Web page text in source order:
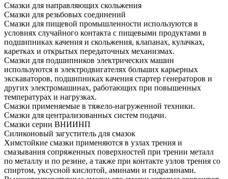
Смазки для направляющих скольжения
Смазки для резьбовых соединений
Смазки для пищевой промышленности используются в
условиях случайного контакта с пищевыми продуктами в
подшипниках качения и скольжения, клапанах, кулачках,
каретках и открытых передаточных механизмах.
Смазки для подшипников электрических машин
используются в электродвигателях больших карьерных
экскаваторов, подшипниках качения стартер генераторов и
других электромашинах, работающих при повышенных
температурах и нагрузках.
Смазки применяемые в тяжело-нагруженной техники.
Смазки для централизованных систем подачи.
Смазки серии ВНИИНП
Силиконовый загуститель для смазок
Химстойкие смазки применяются в узлах трения и
смазывания сопряженных поверхностей при трении металл
по металлу и по резине, а также при контакте узлов трения со
спиртом, уксусной кислотой, аминами и гидразинами.